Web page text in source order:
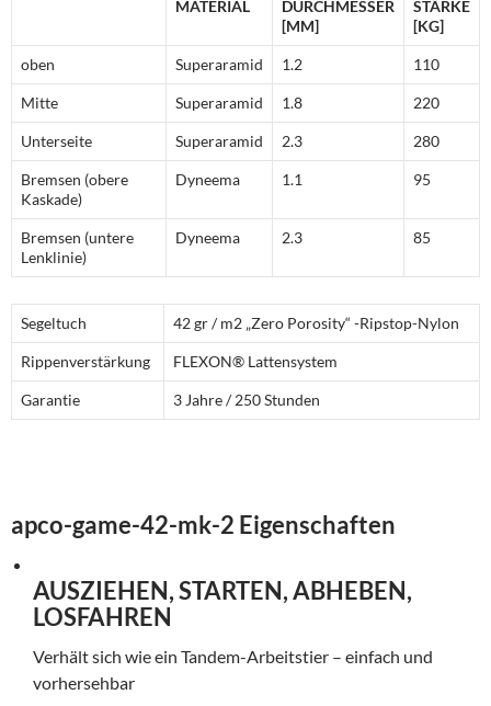
MATERIAL
DURCHMESSER
[MM]
STÄRKE
[KG]
oben Superaramid 1.2 110
Mitte Superaramid 1.8 220
Unterseite Superaramid 2.3 280
Bremsen (obere
Kaskade)
Dyneema 1.1 95
Bremsen (untere
Lenklinie)
Dyneema 2.3 85
Segeltuch 42 gr / m2 „Zero Porosity“ -Ripstop-Nylon
Rippenverstärkung FLEXON® Lattensystem
Garantie 3 Jahre / 250 Stunden
apco-game-42-mk-2 Eigenschaften
AUSZIEHEN, STARTEN, ABHEBEN,
LOSFAHREN
Verhält sich wie ein Tandem-Arbeitstier – einfach und
vorhersehbar